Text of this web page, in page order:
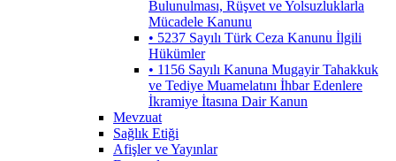
Bulunulması, Rüşvet ve Yolsuzluklarla
Mücadele Kanunu
• 5237 Sayılı Türk Ceza Kanunu İlgili
Hükümler
• 1156 Sayılı Kanuna Mugayir Tahakkuk
ve Tediye Muamelatını İhbar Edenlere
İkramiye İtasına Dair Kanun
Mevzuat
Sağlık Etiği
Afişler ve Yayınlar